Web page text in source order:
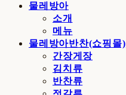
물레방아
소개
메뉴
물레방아반찬(쇼핑몰)
간장게장
김치류
반찬류